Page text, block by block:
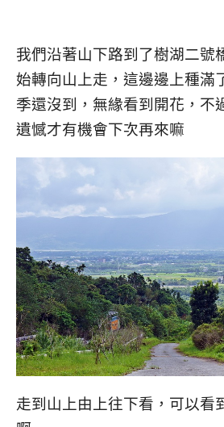
我們沿著山下路到了樹湖二號
始轉向山上走，這邊邊上種滿
季還沒到，無緣看到開花，不
遺憾才有機會下次再來嘛
走到山上由上往下看，可以看